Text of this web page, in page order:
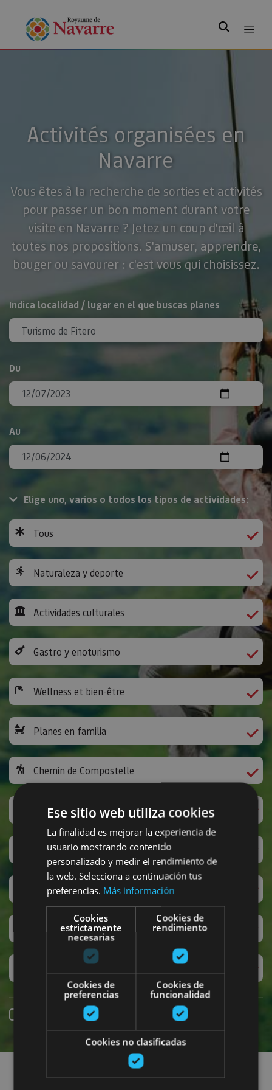
Rechercher
Activités organisées en
Navarre
Vous êtes à la recherche de sorties et activités
pour passer un bon moment durant votre
visite en Navarre ? Jetez un coup d'œil à
toutes nos propositions. S'amuser, apprendre,
bouger ou savourer : c'est vous qui choisissez.
Rechercher
Indica localidad / lugar en el que buscas planes
Du
Au
Elige uno, varios o todos los tipos de actividades:
Tous
Naturaleza y deporte
Actividades culturales
Gastro y enoturismo
Wellness et bien-être
Planes en familia
Chemin de Compostelle
Activités ludiques et autres
San Fermin
Accesibilidad
Turismo regenerativo
Experiencias exclusivas
Réservation en ligne
Recherchez des sorties
Ese sitio web utiliza cookies
La finalidad es mejorar la experiencia de
usuario mostrando contenido
personalizado y medir el rendimiento de
la web. Selecciona a continuación tus
preferencias. Más información
Cookies
estrictamente
necesarias
Cookies de
rendimiento
Cookies de
preferencias
Cookies de
funcionalidad
Cookies no clasificadas